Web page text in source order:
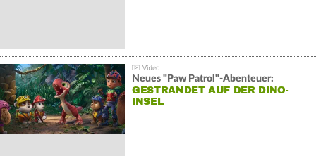
Neues "Paw Patrol"-Abenteuer:
GESTRANDET AUF DER DINO-
INSEL